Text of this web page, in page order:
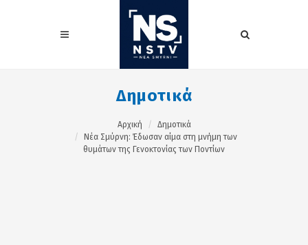
Δημοτικά
Αρχική
Δημοτικά
Νέα Σμύρνη: Έδωσαν αίμα στη μνήμη των
θυμάτων της Γενοκτονίας των Ποντίων